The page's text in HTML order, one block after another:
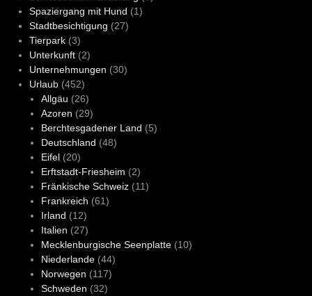
Spaziergang mit Hund (1)
Stadtbesichtigung (27)
Tierpark(3)
Unterkunft(2)
Unternehmungen (30)
Urlaub(452)
Allgäu (26)
Azoren (29)
Berchtesgadener Land (5)
Deutschland (48)
Eifel(20)
Erftstadt-Friesheim (2)
Fränkische Schweiz(11)
Frankreich (61)
Irland (12)
Italien (27)
Mecklenburgische Seenplatte(10)
Niederlande(44)
Norwegen (117)
Schweden (32)